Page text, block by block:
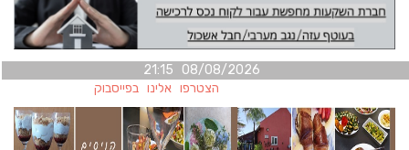
08/08/2026 21:15
הצטרפו אלינו בפייסבוק